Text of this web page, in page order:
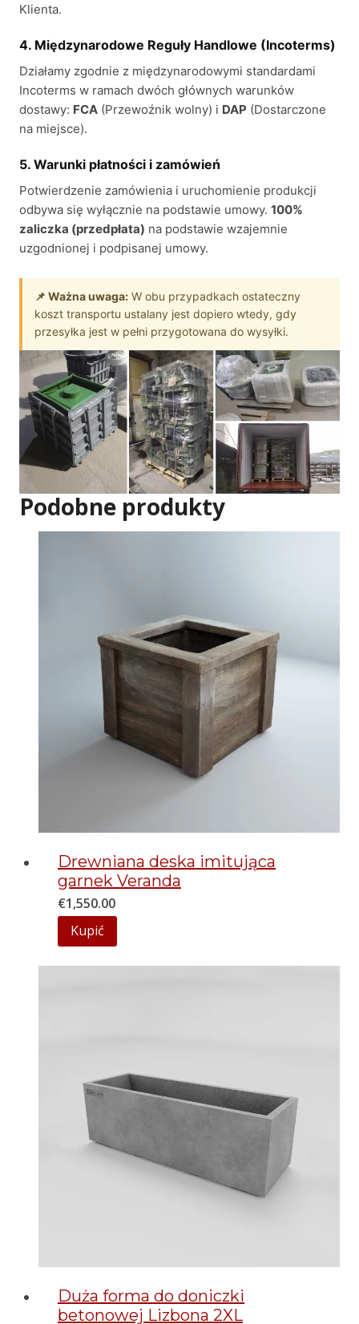
Klienta.
4. Międzynarodowe Reguły Handlowe (Incoterms)
Działamy zgodnie z międzynarodowymi standardami
Incoterms w ramach dwóch głównych warunków
dostawy: FCA (Przewoźnik wolny) i DAP (Dostarczone
na miejsce).
5. Warunki płatności i zamówień
Potwierdzenie zamówienia i uruchomienie produkcji
odbywa się wyłącznie na podstawie umowy. 100%
zaliczka (przedpłata) na podstawie wzajemnie
uzgodnionej i podpisanej umowy.
📌 Ważna uwaga: W obu przypadkach ostateczny
koszt transportu ustalany jest dopiero wtedy, gdy
przesyłka jest w pełni przygotowana do wysyłki.
Podobne produkty
Drewniana deska imitująca
garnek Veranda
€1,550.00
Kupić
Duża forma do doniczki
betonowej Lizbona 2XL